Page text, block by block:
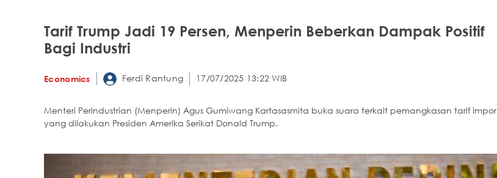
Tarif Trump Jadi 19 Persen, Menperin Beberkan Dampak Positif
Bagi Industri
Economics Ferdi Rantung 17/07/2025 13:22 WIB
Menteri Perindustrian (Menperin) Agus Gumiwang Kartasasmita buka suara terkait pemangkasan tarif impor
yang dilakukan Presiden Amerika Serikat Donald Trump.